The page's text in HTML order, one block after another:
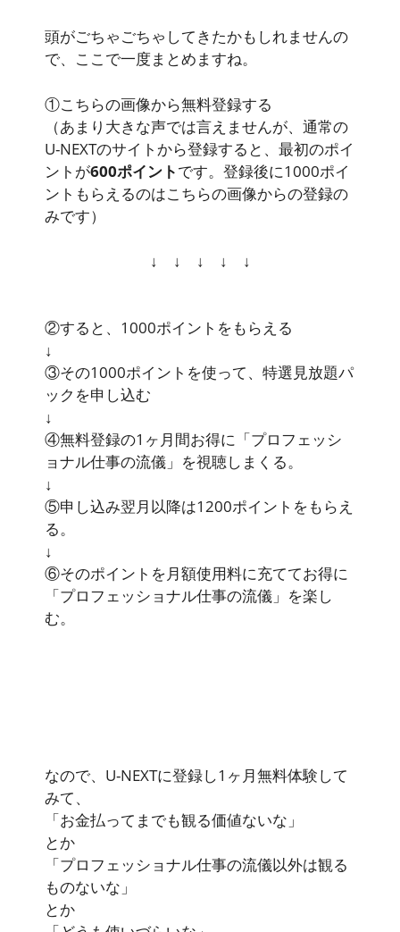
頭がごちゃごちゃしてきたかもしれませんの
で、ここで一度まとめますね。
①こちらの画像から無料登録する
（あまり大きな声では言えませんが、通常の
U-NEXTのサイトから登録すると、最初のポイ
ントが600ポイントです。 登録後に1000ポイ
ント もらえるのはこちらの画像からの登録の
みです）
↓ ↓ ↓ ↓ ↓
②すると、 1000ポイント をもらえる
↓
③その1000ポイントを使って、 特選見放題パ
ック を申し込む
↓
④無料登録の1ヶ月間お得に「プロフェッシ
ョナル仕事の流儀」を視聴しまくる。
↓
⑤申し込み翌月以降は1200ポイント をもらえ
る。
↓
⑥そのポイントを月額使用料に充ててお得に
「プロフェッショナル仕事の流儀」を楽し
む。
なので、U-NEXTに登録し1ヶ月無料体験して
みて、
「お金払ってまでも観る価値ないな」
とか
「プロフェッショナル仕事の流儀以外は観る
ものないな」
とか